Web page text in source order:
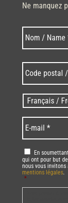
Ne manquez
Nom *
postal
/
Zip
code
* *
Langues
/
Language *
mail *
RGPD *
En
qui ont pour but
nous vous
mentions légales.
*